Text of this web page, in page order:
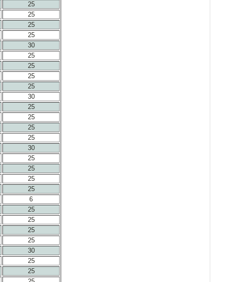
25
25
25
25
30
25
25
25
25
30
25
25
25
25
30
25
25
25
25
6
25
25
25
25
30
25
25